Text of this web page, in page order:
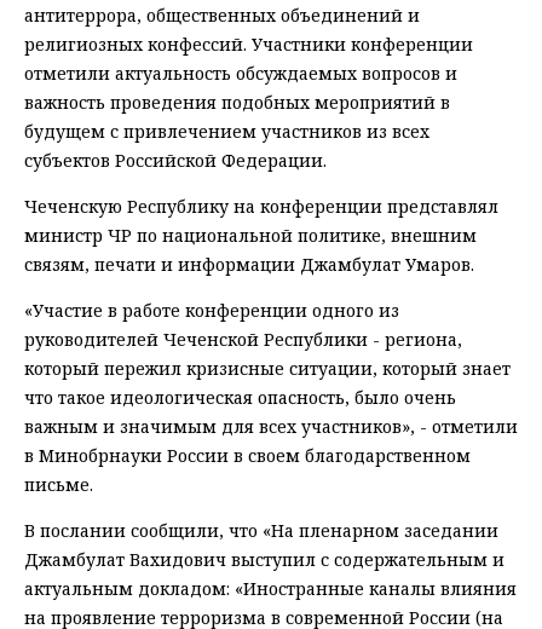
антитеррора, общественных объединений и
религиозных конфессий. Участники конференции
отметили актуальность обсуждаемых вопросов и
важность проведения подобных мероприятий в
будущем с привлечением участников из всех
субъектов Российской Федерации.
Чеченскую Республику на конференции представлял
министр ЧР по национальной политике, внешним
связям, печати и информации Джамбулат Умаров.
«Участие в работе конференции одного из
руководителей Чеченской Республики - региона,
который пережил кризисные ситуации, который знает
что такое идеологическая опасность, было очень
важным и значимым для всех участников», - отметили
в Минобрнауки России в своем благодарственном
письме.
В послании сообщили, что «На пленарном заседании
Джамбулат Вахидович выступил с содержательным и
актуальным докладом: «Иностранные каналы влияния
на проявление терроризма в современной России (на